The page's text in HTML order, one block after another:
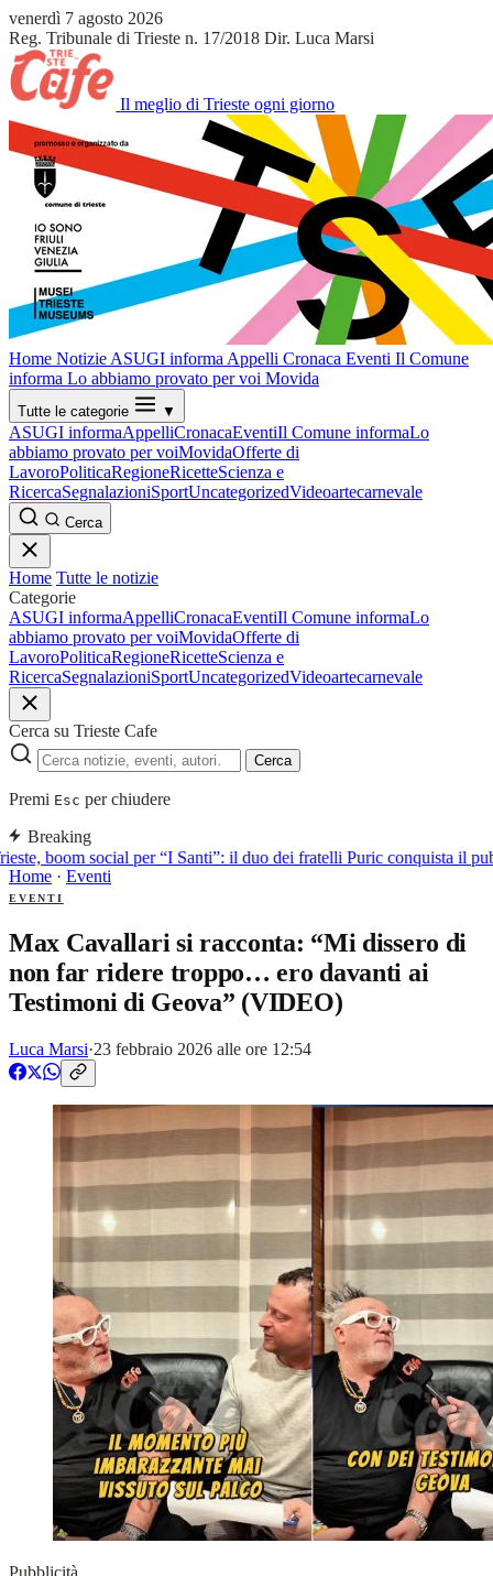
venerdì 7 agosto 2026
Reg. Tribunale di Trieste n. 17/2018 Dir. Luca Marsi
Il meglio di Trieste ogni giorno
Home Notizie ASUGI informa Appelli Cronaca Eventi Il Comune
informa Lo abbiamo provato per voi Movida
Tutte le categorie ▼
ASUGI informaAppelliCronacaEventiIl Comune informaLo
abbiamo provato per voiMovidaOfferte di
LavoroPoliticaRegioneRicetteScienza e
RicercaSegnalazioniSportUncategorizedVideoartecarnevale
Cerca
Home Tutte le notizie
Categorie
ASUGI informaAppelliCronacaEventiIl Comune informaLo
abbiamo provato per voiMovidaOfferte di
LavoroPoliticaRegioneRicetteScienza e
RicercaSegnalazioniSportUncategorizedVideoartecarnevale
Cerca su Trieste Cafe
Cerca
Premi Esc per chiudere
Breaking
boom social per “I Santi”: il duo dei fratelli Puric conquista il
Home · Eventi
EVENTI
Max Cavallari si racconta: “Mi dissero di
non far ridere troppo… ero davanti ai
Testimoni di Geova” (VIDEO)
Luca Marsi·23 febbraio 2026 alle ore 12:54
Pubblicità